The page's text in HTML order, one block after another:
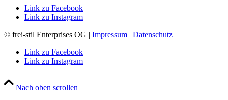
Link zu Facebook
Link zu Instagram
© frei-stil Enterprises OG | Impressum | Datenschutz
Link zu Facebook
Link zu Instagram
Nach oben scrollen